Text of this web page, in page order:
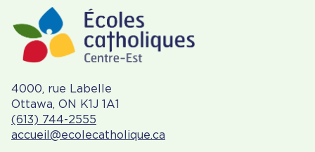
4000, rue Labelle
Ottawa, ON K1J 1A1
(613) 744-2555
accueil@ecolecatholique.ca